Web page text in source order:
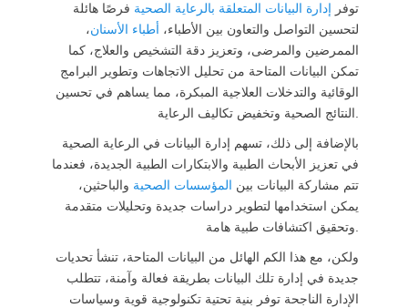
توفر إدارة البيانات المتعلقة بالرعاية الصحية فرصًا هائلة
لتحسين التواصل والتعاون بين الأطباء، أطباء الأسنان،
الممرضين والمرضى، وتعزيز دقة التشخيص والعلاج، كما
تمكن البيانات المتاحة من تحليل الاتجاهات وتطوير البرامج
الوقائية والتدخلات العلاجية المبكرة، مما يساهم في تحسين
النتائج الصحية وتخفيض تكاليف الرعاية.
بالإضافة إلى ذلك، تسهم إدارة البيانات في الرعاية الصحية
في تعزيز الأبحاث الطبية والابتكارات الطبية الجديدة، فعندما
تتم مشاركة البيانات بين المؤسسات الصحية والباحثين،
يمكن استخدامها لتطوير دراسات جديدة وتحليلات متقدمة
وتحقيق اكتشافات طبية هامة.
ولكن، مع هذا الكم الهائل من البيانات المتاحة، تنشأ تحديات
جديدة في إدارة تلك البيانات بطريقة فعالة وآمنة، تتطلب
الإدارة الناجحة توفر بنية تحتية تكنولوجية قوية وسياسات